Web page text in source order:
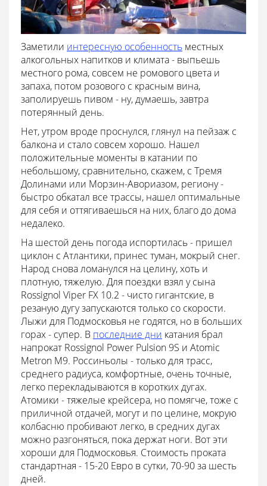
Заметили интересную особенность местных
алкогольных напитков и климата - выпьешь
местного рома, совсем не ромового цвета и
запаха, потом розового с красным вина,
заполируешь пивом - ну, думаешь, завтра
потерянный день.
Нет, утром вроде проснулся, глянул на пейзаж с
балкона и стало совсем хорошо. Нашел
положительные моменты в катании по
небольшому, сравнительно, скажем, с Тремя
Долинами или Морзин-Авориазом, региону -
быстро обкатал все трассы, нашел оптимальные
для себя и оттягиваешься на них, благо до дома
недалеко.
На шестой день погода испортилась - пришел
циклон с Атлантики, принес туман, мокрый снег.
Народ снова ломанулся на целину, хоть и
плотную, тяжелую. Для поездки взял у сына
Rossignol Viper FX 10.2 - чисто гигантские, в
резаную дугу запускаются только со скорости.
Лыжи для Подмосковья не годятся, но в больших
горах - супер. В последние дни катания брал
напрокат Rossignol Power Pulsion 9S и Atomic
Metron M9. Россиньолы - только для трасс,
среднего радиуса, комфортные, очень точные,
легко перекладываются в коротких дугах.
Атомики - тяжелые крейсера, но помягче, тоже с
приличной отдачей, могут и по целине, мокрую
колбасню пробивают легко, в средних дугах
можно разгоняться, пока держат ноги. Вот эти
хороши для Подмосковья. Стоимость проката
стандартная - 15-20 Евро в сутки, 70-90 за шесть
дней.